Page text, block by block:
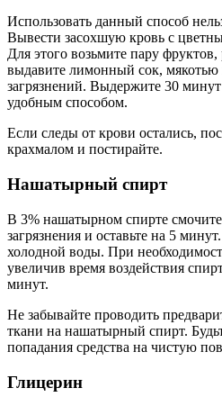
Использовать данный способ
Вывести засохшую кровь с
Для этого возьмите пару
выдавите лимонный сок, мякотью
загрязнений. Выдержите 30
удобным способом.
Если следы от крови остались,
крахмалом и постирайте.
Нашатырный спирт
В 3% нашатырном спирте
загрязнения и оставьте на 5
холодной воды. При
увеличив время воздействия
минут.
Не забывайте проводить
ткани на нашатырный спирт.
попадания средства на чистую
Глицерин